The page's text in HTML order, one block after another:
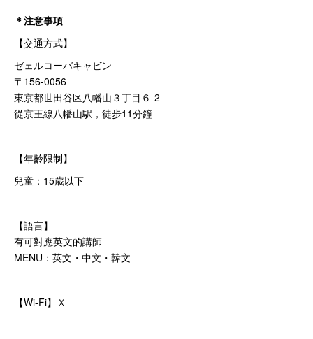
＊注意事項
【交通方式】
ゼェルコーバキャビン
〒156-0056
東京都世田谷区八幡山３丁目６-2
從京王線八幡山駅，徒步11分鐘
【年齡限制】
兒童：15歳以下
【語言】
有可對應英文的講師
MENU：英文・中文・韓文
【Wi-Fi】Ｘ